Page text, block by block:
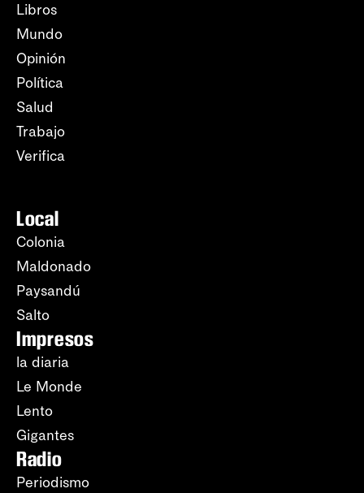
Libros
Mundo
Opinión
Política
Salud
Trabajo
Verifica
Local
Colonia
Maldonado
Paysandú
Salto
Impresos
la diaria
Le Monde
Lento
Gigantes
Radio
Periodismo